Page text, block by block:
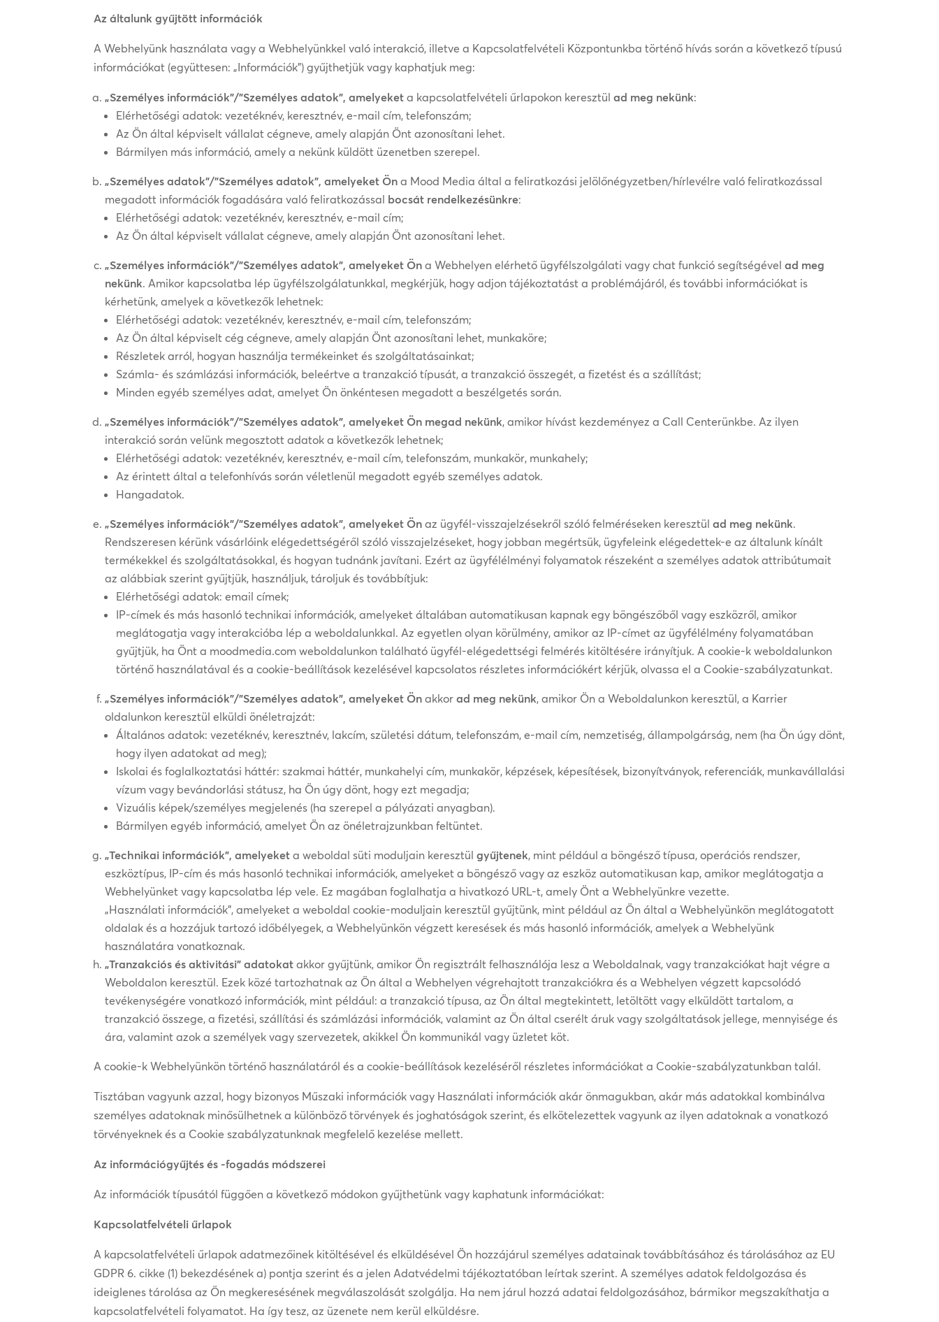
Az általunk gyűjtött információk
A Webhelyünk használata vagy a Webhelyünkkel való interakció, illetve a Kapcsolatfelvételi Központunkba történő hívás során a következő típusú
információkat (együttesen: „Információk”) gyűjthetjük vagy kaphatjuk meg:
„Személyes információk”/”Személyes adatok”, amelyeket a kapcsolatfelvételi űrlapokon keresztülad meg nekünk:
Elérhetőségi adatok: vezetéknév, keresztnév, e-mail cím, telefonszám;
Az Ön által képviselt vállalat cégneve, amely alapján Önt azonosítani lehet.
Bármilyen más információ, amely a nekünk küldött üzenetben szerepel.
„Személyes adatok”/”Személyes adatok”, amelyeket Ön a Mood Media által a feliratkozási jelölőnégyzetben/hírlevélre való feliratkozással
megadott információk fogadására való feliratkozással bocsát rendelkezésünkre:
Elérhetőségi adatok: vezetéknév, keresztnév, e-mail cím;
Az Ön által képviselt vállalat cégneve, amely alapján Önt azonosítani lehet.
„Személyes információk”/”Személyes adatok”, amelyeket Ön a Webhelyen elérhető ügyfélszolgálati vagy chat funkció segítségévelad meg
nekünk. Amikor kapcsolatba lép ügyfélszolgálatunkkal, megkérjük, hogy adjon tájékoztatást a problémájáról, és további információkat is
kérhetünk, amelyek a következők lehetnek:
Elérhetőségi adatok: vezetéknév, keresztnév, e-mail cím, telefonszám;
Az Ön által képviselt cég cégneve, amely alapján Önt azonosítani lehet, munkaköre;
Részletek arról, hogyan használja termékeinket és szolgáltatásainkat;
Számla- és számlázási információk, beleértve a tranzakció típusát, a tranzakció összegét, a fizetést és a szállítást;
Minden egyéb személyes adat, amelyet Ön önkéntesen megadott a beszélgetés során.
„Személyes információk”/”Személyes adatok”, amelyeket Ön megad nekünk, amikor hívást kezdeményez a Call Centerünkbe. Az ilyen
interakció során velünk megosztott adatok a következők lehetnek;
Elérhetőségi adatok: vezetéknév, keresztnév, e-mail cím, telefonszám, munkakör, munkahely;
Az érintett által a telefonhívás során véletlenül megadott egyéb személyes adatok.
Hangadatok.
„Személyes információk”/”Személyes adatok”, amelyeket Ön az ügyfél-visszajelzésekről szóló felméréseken keresztülad meg nekünk.
Rendszeresen kérünk vásárlóink elégedettségéről szóló visszajelzéseket, hogy jobban megértsük, ügyfeleink elégedettek-e az általunk kínált
termékekkel és szolgáltatásokkal, és hogyan tudnánk javítani. Ezért az ügyfélélményi folyamatok részeként a személyes adatok attribútumait
az alábbiak szerint gyűjtjük, használjuk, tároljuk és továbbítjuk:
Elérhetőségi adatok: email címek;
IP-címek és más hasonló technikai információk, amelyeket általában automatikusan kapnak egy böngészőből vagy eszközről, amikor
meglátogatja vagy interakcióba lép a weboldalunkkal. Az egyetlen olyan körülmény, amikor az IP-címet az ügyfélélmény folyamatában
gyűjtjük, ha Önt a moodmedia.com weboldalunkon található ügyfél-elégedettségi felmérés kitöltésére irányítjuk. A cookie-k weboldalunkon
történő használatával és a cookie-beállítások kezelésével kapcsolatos részletes információkért kérjük, olvassa el a Cookie-szabályzatunkat.
„Személyes információk”/”Személyes adatok”, amelyeket Ön akkorad meg nekünk, amikor Ön a Weboldalunkon keresztül, a Karrier
oldalunkon keresztül elküldi önéletrajzát:
Általános adatok: vezetéknév, keresztnév, lakcím, születési dátum, telefonszám, e-mail cím, nemzetiség, állampolgárság, nem (ha Ön úgy dönt,
hogy ilyen adatokat ad meg);
Iskolai és foglalkoztatási háttér: szakmai háttér, munkahelyi cím, munkakör, képzések, képesítések, bizonyítványok, referenciák, munkavállalási
vízum vagy bevándorlási státusz, ha Ön úgy dönt, hogy ezt megadja;
Vizuális képek/személyes megjelenés (ha szerepel a pályázati anyagban).
Bármilyen egyéb információ, amelyet Ön az önéletrajzunkban feltüntet.
„Technikai információk”, amelyeket a weboldal süti moduljain keresztülgyűjtenek, mint például a böngésző típusa, operációs rendszer,
eszköztípus, IP-cím és más hasonló technikai információk, amelyeket a böngésző vagy az eszköz automatikusan kap, amikor meglátogatja a
Webhelyünket vagy kapcsolatba lép vele. Ez magában foglalhatja a hivatkozó URL-t, amely Önt a Webhelyünkre vezette.
„Használati információk”, amelyeket a weboldal cookie-moduljain keresztül gyűjtünk, mint például az Ön által a Webhelyünkön meglátogatott
oldalak és a hozzájuk tartozó időbélyegek, a Webhelyünkön végzett keresések és más hasonló információk, amelyek a Webhelyünk
használatára vonatkoznak.
„Tranzakciós és aktivitási” adatokat akkor gyűjtünk, amikor Ön regisztrált felhasználója lesz a Weboldalnak, vagy tranzakciókat hajt végre a
Weboldalon keresztül. Ezek közé tartozhatnak az Ön által a Webhelyen végrehajtott tranzakciókra és a Webhelyen végzett kapcsolódó
tevékenységére vonatkozó információk, mint például: a tranzakció típusa, az Ön által megtekintett, letöltött vagy elküldött tartalom, a
tranzakció összege, a fizetési, szállítási és számlázási információk, valamint az Ön által cserélt áruk vagy szolgáltatások jellege, mennyisége és
ára, valamint azok a személyek vagy szervezetek, akikkel Ön kommunikál vagy üzletet köt.
A cookie-k Webhelyünkön történő használatáról és a cookie-beállítások kezeléséről részletes információkat a Cookie-szabályzatunkban talál.
Tisztában vagyunk azzal, hogy bizonyos Műszaki információk vagy Használati információk akár önmagukban, akár más adatokkal kombinálva
személyes adatoknak minősülhetnek a különböző törvények és joghatóságok szerint, és elkötelezettek vagyunk az ilyen adatoknak a vonatkozó
törvényeknek és a Cookie szabályzatunknak megfelelő kezelése mellett.
Az információgyűjtés és -fogadás módszerei
Az információk típusától függően a következő módokon gyűjthetünk vagy kaphatunk információkat:
Kapcsolatfelvételi űrlapok
A kapcsolatfelvételi űrlapok adatmezőinek kitöltésével és elküldésével Ön hozzájárul személyes adatainak továbbításához és tárolásához az EU
GDPR 6. cikke (1) bekezdésének a) pontja szerint és a jelen Adatvédelmi tájékoztatóban leírtak szerint. A személyes adatok feldolgozása és
ideiglenes tárolása az Ön megkeresésének megválaszolását szolgálja. Ha nem járul hozzá adatai feldolgozásához, bármikor megszakíthatja a
kapcsolatfelvételi folyamatot. Ha így tesz, az üzenete nem kerül elküldésre.